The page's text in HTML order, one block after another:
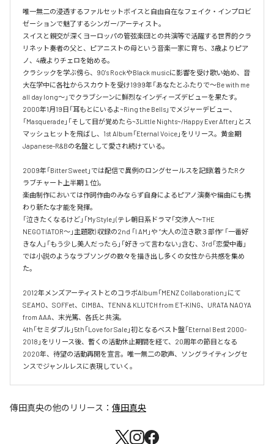
唯一無二の浸透するファルセットボイスと自由自在なフェイク・インプロビ
ゼーションで魅了するシンガー/アーティスト。
スイスと親交が深くヨーロッパの管弦楽団との共演等で活躍する世界的クラ
リネット奏者の父と、ピアニストの母という音楽一家に育ち、3歳よりピア
ノ、4歳よりチェロを始める。
クラシックを学ぶ傍ら、90's RockやBlack musicに影響を受け歌い始め、音
大在学中に各社からスカウトを受け1999年「あなたとふたりで～Be with me
all day long～」でクラブシーンに鮮烈なインディーズデビューを果たす。
2000年1月19日「耳もとにいるよ~Ring the Bells」でメジャーデビュー、
「Masquerade」「そして目が覚めたら~3Little Nights~/Happy Ever After」とス
マッシュヒットを飛ばし、1st Album「Eternal Voice」をリリース。黄金期
Japanese-R&Bの名盤として愛され続けている。
2009年「Bitter Sweet」では配信で異例のロングセールスを記録(着うたRク
ラブチャート上半期１位)。
楽曲制作においては作詞作曲のみならず自身によるピアノ演奏や編曲にも携
わり新たな才能を発揮。
「泣きたくなるけど」「My Style」(テレ朝日系ドラマ「交渉人～THE
NEGOTIATOR～」主題歌) 収録の2nd 「I AM」や ”大人の泣き歌３部作” 「一番好
きな人」「もう少し美人だったら」「好きって言わない」含む、3rd「恋愛中毒」
では小説のようなラブソングの数々を描き出し多くの女性から共感を集め
た。
2012年メンズアーティストとのコラボAlbum「MENZ Collaboration」にて
SEAMO、SOFFet、CIMBA、TENN & KLUTCH from ET-KING、URATA NAOYA
from AAA、末光篤、各氏と共演。
4th「セミダブル」5th「Love for Sale」初となるベスト盤「Eternal Best 2000-
2018」をリリース後、暫くの活動休止期間を経て、20周年の節目となる
2020年、待望の活動再開を宣言。唯一無二の歌声、ソングライティングセ
ンスでジャンルレスに表現していく。
傳田真央の他のリリース： 傳田真央